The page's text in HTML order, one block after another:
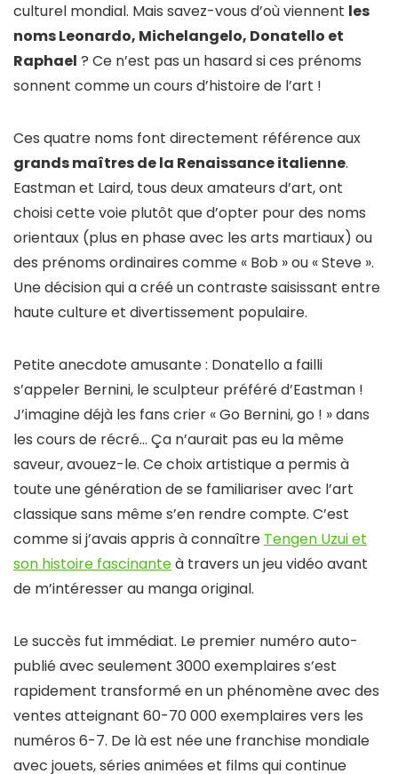
culturel mondial. Mais savez-vous d’où viennent les
noms Leonardo, Michelangelo, Donatello et
Raphael ? Ce n’est pas un hasard si ces prénoms
sonnent comme un cours d’histoire de l’art !
Ces quatre noms font directement référence aux
grands maîtres de la Renaissance italienne.
Eastman et Laird, tous deux amateurs d’art, ont
choisi cette voie plutôt que d’opter pour des noms
orientaux (plus en phase avec les arts martiaux) ou
des prénoms ordinaires comme « Bob » ou « Steve ».
Une décision qui a créé un contraste saisissant entre
haute culture et divertissement populaire.
Petite anecdote amusante : Donatello a failli
s’appeler Bernini, le sculpteur préféré d’Eastman !
J’imagine déjà les fans crier « Go Bernini, go ! » dans
les cours de récré… Ça n’aurait pas eu la même
saveur, avouez-le. Ce choix artistique a permis à
toute une génération de se familiariser avec l’art
classique sans même s’en rendre compte. C’est
comme si j’avais appris à connaître Tengen Uzui et
son histoire fascinanteà travers un jeu vidéo avant
de m’intéresser au manga original.
Le succès fut immédiat. Le premier numéro auto-
publié avec seulement 3000 exemplaires s’est
rapidement transformé en un phénomène avec des
ventes atteignant 60-70 000 exemplaires vers les
numéros 6-7. De là est née une franchise mondiale
avec jouets, séries animées et films qui continue